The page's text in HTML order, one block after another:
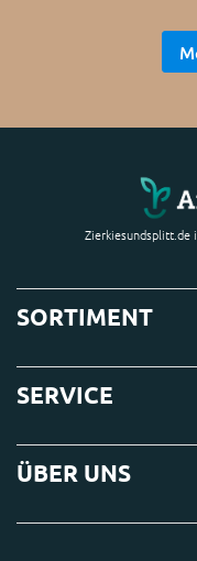
Zierkiesundsplitt.de
SORTIMENT
SERVICE
ÜBER UNS